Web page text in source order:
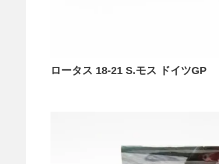
ロータス 18-21 S.モス ドイツGP